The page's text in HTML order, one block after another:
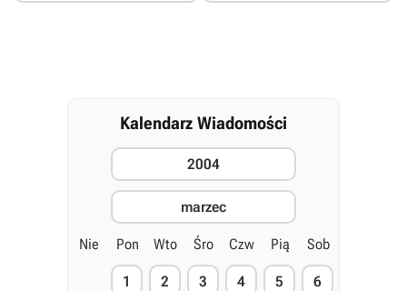
Kalendarz Wiadomości
2004
marzec
Nie Pon Wto Śro Czw Pią Sob
1 2 3 4 5 6